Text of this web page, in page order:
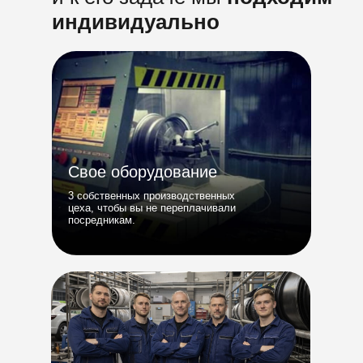
Свое оборудование
3 собственных производственных
цеха, чтобы вы не переплачивали
посредникам.
индивидуально